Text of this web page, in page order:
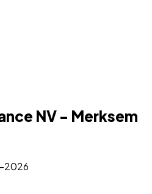
NV - Merksem
2026